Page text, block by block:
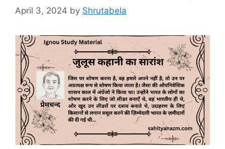
April 3, 2024 by Shrutabela